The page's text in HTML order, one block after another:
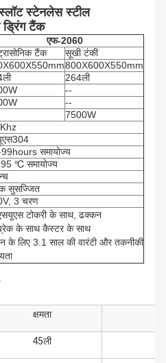
स्टेनलेस स्टील
ड्रिंग टैंक
एफ-2060
टैंक
सूखी टंकी
800X600X550mm
264ली
--
--
7500W
समायोज्य
℃ समायोज्य
सुसज्जित
3 चरण
टोकरी के साथ, ढक्कन
के साथ कैस्टर के साथ
के लिए 3.1 साल की वारंटी और तकनीकी
क्षमता
45ली